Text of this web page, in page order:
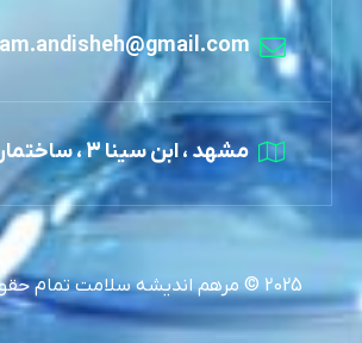
مشهد ، ابن سینا 3 ، ساختمان اویدنس
2025 © مرهم اندیشه سلامت تمام حقوق محفوظ است